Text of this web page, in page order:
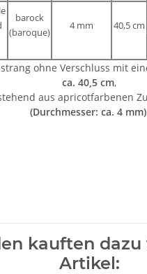
barock
(baroque)
4 mm 40,5 cm
ohne Verschluss mit
ca. 40,5 cm,
aus apricotfarbenen
(Durchmesser: ca. 4 mm)
kauften
Artikel: